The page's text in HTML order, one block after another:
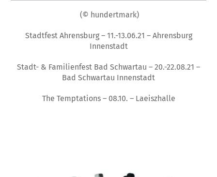
(© hundertmark)
Stadtfest Ahrensburg – 11.-13.06.21 – Ahrensburg
Innenstadt
Stadt- & Familienfest Bad Schwartau – 20.-22.08.21 –
Bad Schwartau Innenstadt
The Temptations – 08.10. – Laeiszhalle